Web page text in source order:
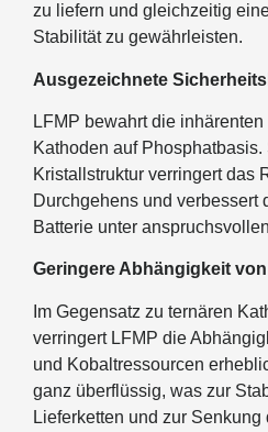
zu liefern und gleichzeitig
Stabilität zu gewährleisten.
Ausgezeichnete
LFMP bewahrt die
Kathoden auf
Kristallstruktur verringert das
Durchgehens und verbessert
Batterie unter
Geringere Abhängigkeit
Im Gegensatz zu ternären
verringert LFMP die
und Kobaltressourcen
ganz überflüssig, was zur
Lieferketten und zur Senkung